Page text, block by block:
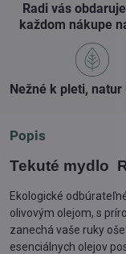
Radi vás
každom nákupe
Nežné k pleti, natur
Popis
Tekuté mydlo
Ekologické
olivovým olejom, s
zanechá vaše ruky
esenciálnych olejov